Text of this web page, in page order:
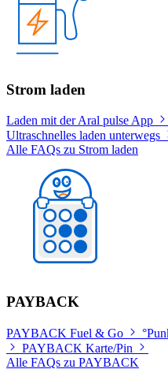
Strom laden
Laden mit der Aral pulse App
Ultraschnelles laden unterwegs
Alle FAQs zu Strom laden
PAYBACK
PAYBACK Fuel & Go
PAYBACK Karte/Pin
Alle FAQs zu PAYBACK